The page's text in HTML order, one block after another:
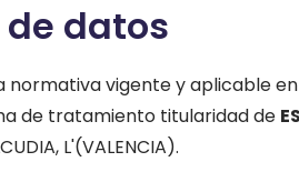
datos
normativa vigente y aplicable
de tratamiento titularidad de
L'(VALENCIA).